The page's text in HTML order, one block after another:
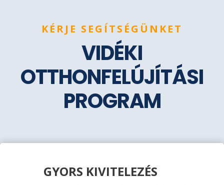
KÉRJE SEGÍTSÉGÜNKET
VIDÉKI
OTTHONFELÚJÍTÁSI
PROGRAM
GYORS KIVITELEZÉS